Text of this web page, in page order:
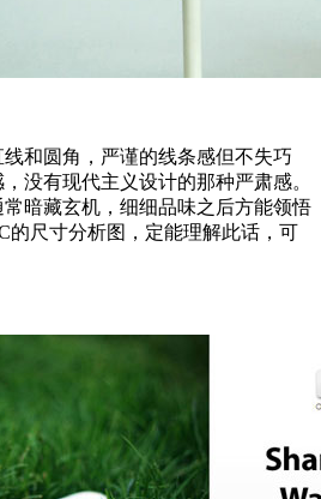
和圆角，严谨的线条感但不失巧
没有现代主义设计的那种严肃感。
暗藏玄机，细细品味之后方能领悟
尺寸分析图，定能理解此话，可